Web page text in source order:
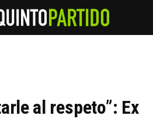
al respeto”: Ex